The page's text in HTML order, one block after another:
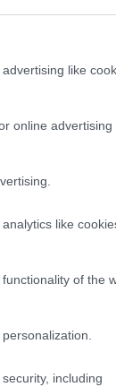
like
online advertising
like
of the
including
την
έχει ήδη
- Τι έδειξε
με